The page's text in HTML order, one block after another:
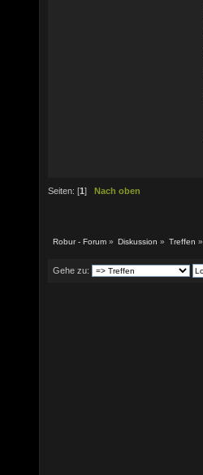
Seiten: [1] Nach oben
Robur - Forum » Diskussion » Treffen »
Gehe zu: